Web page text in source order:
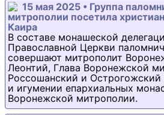
15 мая 2025 • Группа
митрополии посетила
Каира
В составе монашеской
Православной Церкви
совершают митрополит
Леонтий, Глава Воронежской
Россошанский и
и игумении епархиальных
Воронежской митрополии.